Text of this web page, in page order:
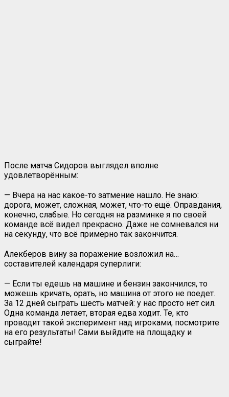
После матча Сидоров выглядел вполне
удовлетворённым:
— Вчера на нас какое-то затмение нашло. Не знаю:
дорога, может, сложная, может, что-то ещё. Оправдания,
конечно, слабые. Но сегодня на разминке я по своей
команде всё видел прекрасно. Даже не сомневался ни
на секунду, что всё примерно так закончится.
Алекберов вину за поражение возложил на…
составителей календаря суперлиги:
— Если ты едешь на машине и бензин закончился, то
можешь кричать, орать, но машина от этого не поедет.
За 12 дней сыграть шесть матчей: у нас просто нет сил.
Одна команда летает, вторая едва ходит. Те, кто
проводит такой эксперимент над игроками, посмотрите
на его результаты! Сами выйдите на площадку и
сыграйте!